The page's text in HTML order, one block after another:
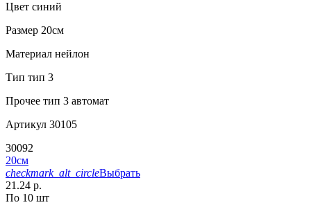
Цвет синий
Размер 20см
Материал нейлон
Тип тип 3
Прочее тип 3 автомат
Артикул 30105
30092
20см
checkmark_alt_circleВыбрать
21.24 р.
По 10 шт